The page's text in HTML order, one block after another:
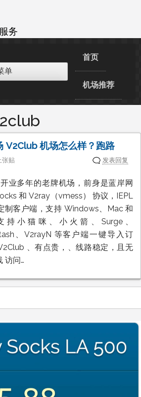
务
单
首页
机场推荐
V2Club 机场怎么样？跑路
张贴 发表回复
业多年的老牌机场，前身是蓝岸网
和 V2ray（vmess） 协议，IEPL
制客户端，支持 Windows、Mac 和
持小猫咪、小火箭、Surge、
、V2rayN 等客户端一键导入订
、有点贵，、线路稳定，且无
访问…